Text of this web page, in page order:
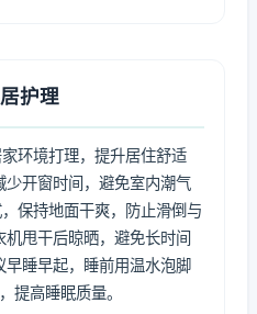
护理
环境打理，提升居住舒适
开窗时间，避免室内潮气
保持地面干爽，防止滑倒与
甩干后晾晒，避免长时间
早睡早起，睡前用温水泡脚
提高睡眠质量。